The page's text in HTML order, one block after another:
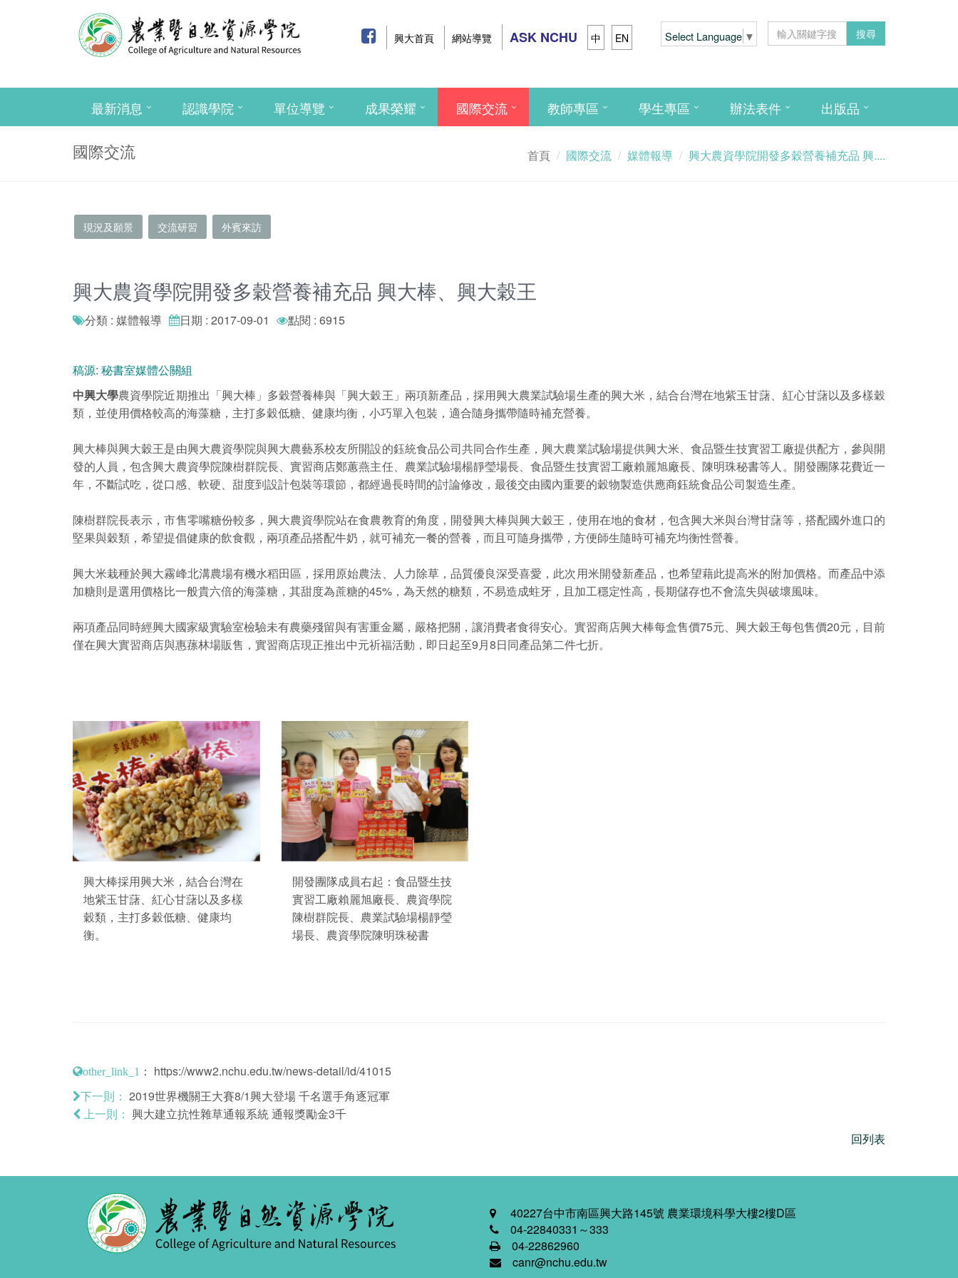
興大首頁 網站導覽 ASK NCHU 中 EN Select Language ▼ 搜尋
最新消息 認識學院 單位導覽 成果榮耀 國際交流 教師專區 學生專區 辦法表件 出版品
國際交流 首頁 國際交流 媒體報導 興大農資學院開發多穀營養補充品 興....
現況及願景 交流研習 外賓來訪
興大農資學院開發多穀營養補充品 興大棒、興大穀王
分類 : 媒體報導 日期 : 2017-09-01 點閱 : 6915
稿源: 秘書室媒體公關組
中興大學農資學院近期推出「興大棒」多穀營養棒與「興大穀王」兩項新產品，採用興大農業試驗場生產的興大米，結合台灣在地紫玉甘藷、紅心甘藷以及多樣穀
類，並使用價格較高的海藻糖，主打多穀低糖、健康均衡，小巧單入包裝，適合隨身攜帶隨時補充營養。
興大棒與興大穀王是由興大農資學院與興大農藝系校友所開設的鈺統食品公司共同合作生產，興大農業試驗場提供興大米、食品暨生技實習工廠提供配方，參與開
發的人員，包含興大農資學院陳樹群院長、實習商店鄭蕙燕主任、農業試驗場楊靜瑩場長、食品暨生技實習工廠賴麗旭廠長、陳明珠秘書等人。開發團隊花費近一
年，不斷試吃，從口感、軟硬、甜度到設計包裝等環節，都經過長時間的討論修改，最後交由國內重要的穀物製造供應商鈺統食品公司製造生產。
陳樹群院長表示，市售零嘴糖份較多，興大農資學院站在食農教育的角度，開發興大棒與興大穀王，使用在地的食材，包含興大米與台灣甘藷等，搭配國外進口的
堅果與穀類，希望提倡健康的飲食觀，兩項產品搭配牛奶，就可補充一餐的營養，而且可隨身攜帶，方便師生隨時可補充均衡性營養。
興大米栽種於興大霧峰北溝農場有機水稻田區，採用原始農法、人力除草，品質優良深受喜愛，此次用米開發新產品，也希望藉此提高米的附加價格。而產品中添
加糖則是選用價格比一般貴六倍的海藻糖，其甜度為蔗糖的45%，為天然的糖類，不易造成蛀牙，且加工穩定性高，長期儲存也不會流失與破壞風味。
兩項產品同時經興大國家級實驗室檢驗未有農藥殘留與有害重金屬，嚴格把關，讓消費者食得安心。實習商店興大棒每盒售價75元、興大穀王每包售價20元，目前
僅在興大實習商店與惠蓀林場販售，實習商店現正推出中元祈福活動，即日起至9月8日同產品第二件七折。
興大棒採用興大米，結合台灣在
地紫玉甘藷、紅心甘藷以及多樣
穀類，主打多穀低糖、健康均
衡。
開發團隊成員右起：食品暨生技
實習工廠賴麗旭廠長、農資學院
陳樹群院長、農業試驗場楊靜瑩
場長、農資學院陳明珠秘書
other_link_1 ： https://www2.nchu.edu.tw/news-detail/id/41015
下一則： 2019世界機關王大賽8/1興大登場 千名選手角逐冠軍
上一則：
興大建立抗性雜草通報系統 通報獎勵金3千
回列表
40227台中市南區興大路145號 農業環境科學大樓2樓D區
04-22840331～333
04-22862960
canr@nchu.edu.tw